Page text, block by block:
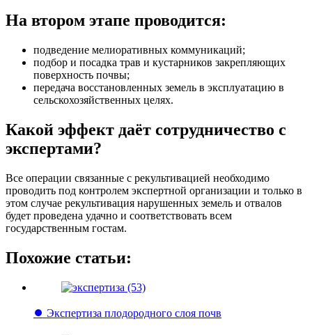
На втором этапе проводится:
подведение мелиоративных коммуникаций;
подбор и посадка трав и кустарников закрепляющих
поверхность почвы;
передача восстановленных земель в эксплуатацию в
сельскохозяйственных целях.
Какой эффект даёт сотрудничество с
экспертами?
Все операции связанные с рекультивацией необходимо
проводить под контролем экспертной организации и только в
этом случае рекультивация нарушенных земель и отвалов
будет проведена удачно и соответствовать всем
государственным гостам.
Похожие статьи:
⏺️ Экспертиза плодородного слоя почв